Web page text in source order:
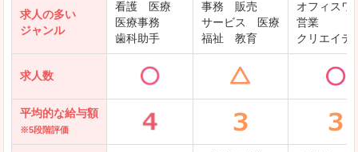
求人の多い
ジャンル
看護 医療
医療事務
歯科助手
事務 販売
サービス 医療
福祉 教育
オフィスワ
営業
クリエイテ
求人数
平均的な給与額
※5段階評価